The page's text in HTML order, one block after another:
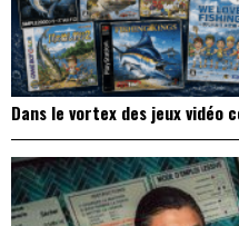
Dans le vortex des jeux vidéo